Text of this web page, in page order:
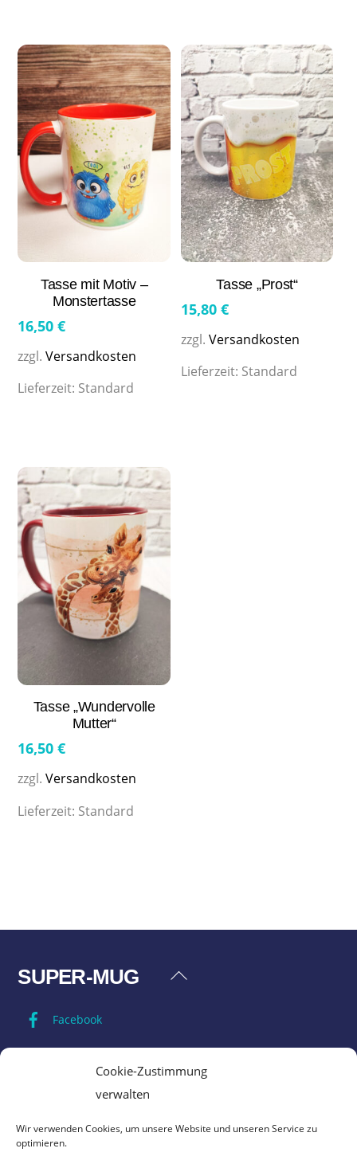
Cookie-Zustimmung
verwalten
Wir verwenden Cookies, um unsere Website und unseren Service zu
optimieren.
Tasse mit Motiv –
Monstertasse
16,50€
zzgl.Versandkosten
Lieferzeit: Standard
Tasse „Prost“
15,80 €
zzgl. Versandkosten
Lieferzeit: Standard
Tasse „Wundervolle
Mutter“
16,50€
zzgl.Versandkosten
Lieferzeit: Standard
Back
SUPER-MUG
Facebook